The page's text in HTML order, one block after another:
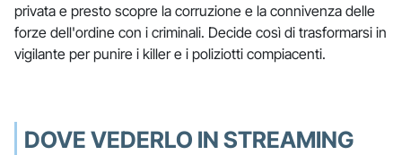
privata e presto scopre la corruzione e la connivenza delle
forze dell'ordine con i criminali. Decide così di trasformarsi in
vigilante per punire i killer e i poliziotti compiacenti.
DOVE VEDERLO IN STREAMING